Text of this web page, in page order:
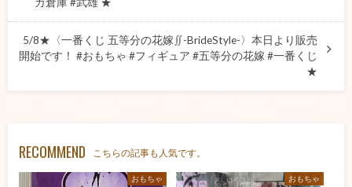
ガ倉庫 #武雄 ★
5/8★〈一番くじ 五等分の花嫁∬-BrideStyle-〉本日より販売
開始です！ #おもちゃ #フィギュア #五等分の花嫁 #一番くじ
★
RECOMMEND こちらの記事も人気です。
おもちゃ おもちゃ